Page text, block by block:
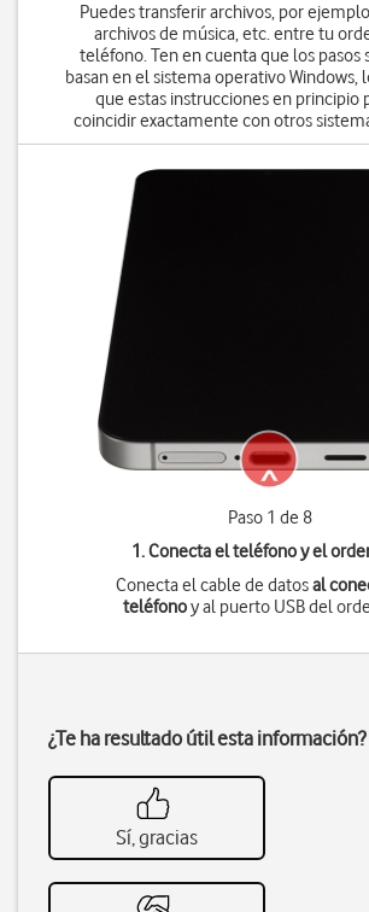
Puedes transferir archivos, por
archivos de música, etc. entre tu
teléfono. Ten en cuenta que los pasos
basan en el sistema operativo Windows,
que estas instrucciones en principio
coincidir exactamente con otros
Paso 1 de 8
1. Conecta el teléfono y el
Conecta el cable de datosal
teléfonoy al puerto USB del
¿Te ha resultado útil esta información?
Sí, gracias